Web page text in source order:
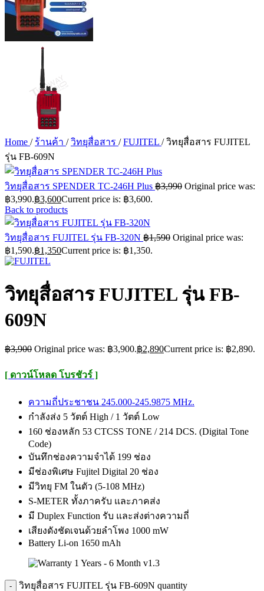
Home / ร้านค้า / วิทยุสื่อสาร / FUJITEL / วิทยุสื่อสาร FUJITEL
รุ่น FB-609N
วิทยุสื่อสาร SPENDER TC-246H Plus ฿3,990 Original price was:
฿3,990.฿3,600Current price is: ฿3,600.
Back to products
วิทยุสื่อสาร FUJITEL รุ่น FB-320N ฿1,590 Original price was:
฿1,590.฿1,350Current price is: ฿1,350.
วิทยุสื่อสาร FUJITEL รุ่น FB-
609N
฿3,900 Original price was: ฿3,900.฿2,890Current price is: ฿2,890.
[ ดาวน์โหลด โบรชัวร์ ]
ความถี่ประชาชน 245.000-245.9875 MHz.
กำลังส่ง 5 วัตต์ High / 1 วัตต์ Low
160 ช่องหลัก 53 CTCSS TONE / 214 DCS. (Digital Tone
Code)
บันทึกช่องความจำได้ 199 ช่อง
มีช่องพิเศษ Fujitel Digital 20 ช่อง
มีวิทยุ FM ในตัว (5-108 MHz)
S-METER ทั้งภาครับ และภาคส่ง
มี Duplex Function รับ และส่งต่างความถี่
เสียงดังชัดเจนด้วยลำโพง 1000 mW
Battery Li-on 1650 mAh
- วิทยุสื่อสาร FUJITEL รุ่น FB-609N quantity